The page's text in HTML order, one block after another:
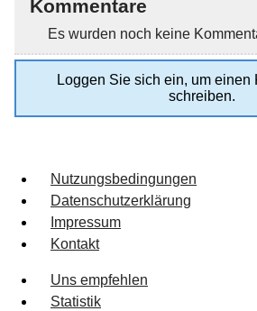
Kommentare
Es wurden noch keine
Loggen Sie sich ein, um einen
schreiben.
Nutzungsbedingungen
Datenschutzerklärung
Impressum
Kontakt
Uns empfehlen
Statistik